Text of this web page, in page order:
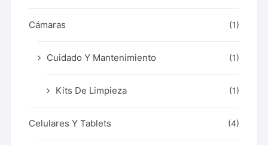
Cámaras (1)
Cuidado Y Mantenimiento (1)
Kits De Limpieza (1)
Celulares Y Tablets (4)